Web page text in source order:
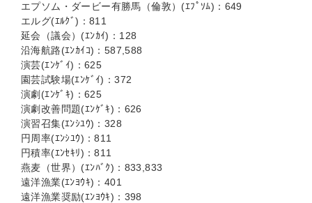
エプソム・ダービー有勝馬（倫敦）(ｴﾌﾟｿﾑ)：649
エルグ(ｴﾙｸﾞ)：811
延会（議会）(ｴﾝｶｲ)：128
沿海航路(ｴﾝｶｲｺ)：587,588
演芸(ｴﾝｹﾞｲ)：625
園芸試験場(ｴﾝｹﾞｲ)：372
演劇(ｴﾝｹﾞｷ)：625
演劇改善問題(ｴﾝｹﾞｷ)：626
演習召集(ｴﾝｼﾕｳ)：328
円周率(ｴﾝｼﾕｳ)：811
円積率(ｴﾝｾｷﾘ)：811
燕麦（世界）(ｴﾝﾊﾞｸ)：833,833
遠洋漁業(ｴﾝﾖｳｷ)：401
遠洋漁業奨励(ｴﾝﾖｳｷ)：398